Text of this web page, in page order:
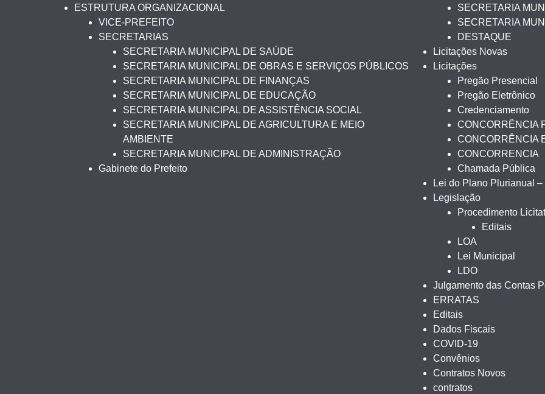
ESTRUTURA ORGANIZACIONAL
VICE-PREFEITO
SECRETARIAS
SECRETARIA MUNICIPAL DE SAÚDE
SECRETARIA MUNICIPAL DE OBRAS E SERVIÇOS PÚBLICOS
SECRETARIA MUNICIPAL DE FINANÇAS
SECRETARIA MUNICIPAL DE EDUCAÇÃO
SECRETARIA MUNICIPAL DE ASSISTÊNCIA SOCIAL
SECRETARIA MUNICIPAL DE AGRICULTURA E MEIO
AMBIENTE
SECRETARIA MUNICIPAL DE ADMINISTRAÇÃO
Gabinete do Prefeito
SECRETARIA
SECRETARIA
DESTAQUE
Licitações Novas
Licitações
Pregão Presencial
Pregão Eletrônico
Credenciamento
CONCORRÊNCIA
CONCORRÊNCIA
CONCORRENCIA
Chamada Pública
Lei do Plano Plurianual –
Legislação
Procedimento
Editais
LOA
Lei Municipal
LDO
Julgamento das Contas
ERRATAS
Editais
Dados Fiscais
COVID-19
Convênios
Contratos Novos
contratos